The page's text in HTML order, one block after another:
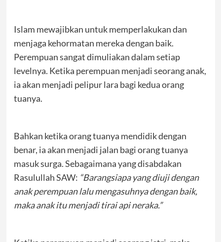
Islam mewajibkan untuk memperlakukan dan
menjaga kehormatan mereka dengan baik.
Perempuan sangat dimuliakan dalam setiap
levelnya. Ketika perempuan menjadi seorang anak,
ia akan menjadi pelipur lara bagi kedua orang
tuanya.
Bahkan ketika orang tuanya mendidik dengan
benar, ia akan menjadi jalan bagi orang tuanya
masuk surga. Sebagaimana yang disabdakan
Rasulullah SAW: “Barangsiapa yang diuji dengan
anak perempuan lalu mengasuhnya dengan baik,
maka anak itu menjadi tirai api neraka.”